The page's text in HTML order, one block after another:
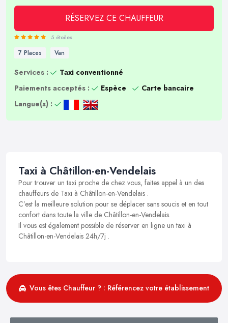
RÉSERVEZ CE CHAUFFEUR
5 étoiles
7 Places Van
Services :
Taxi conventionné
Paiements acceptés :
Espèce
Carte bancaire
Langue(s) :
Taxi à Châtillon-en-Vendelais
Pour trouver un taxi proche de chez vous, faites appel à un des
chauffeurs de Taxi à Châtillon-en-Vendelais .
C’est la meilleure solution pour se déplacer sans soucis et en tout
confort dans toute la ville de Châtillon-en-Vendelais.
Il vous est également possible de réserver en ligne un taxi à
Châtillon-en-Vendelais 24h/7j .
Vous êtes Chauffeur ? : Référencez votre établissement